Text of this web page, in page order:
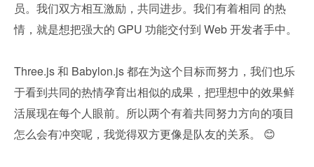
员。我们双方相互激励，共同进步。我们有着相同 的热
情，就是想把强大的 GPU 功能交付到 Web 开发者手中。
Three.js 和 Babylon.js 都在为这个目标而努力，我们也乐
于看到共同的热情孕育出相似的成果，把理想中的效果鲜
活展现在每个人眼前。所以两个有着共同努力方向的项目
怎么会有冲突呢，我觉得双方更像是队友的关系。 😊